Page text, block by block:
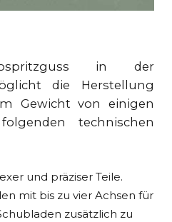
in der
die Herstellung
Gewicht von einigen
technischen
und präziser Teile.
mit bis zu vier Achsen für
zusätzlich zu